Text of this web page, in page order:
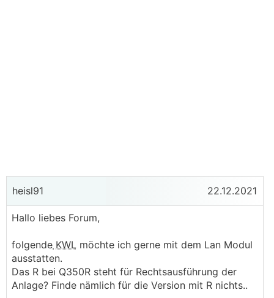
heisl91 22.12.2021
Hallo liebes Forum,
folgende KWL möchte ich gerne mit dem Lan Modul
ausstatten.
Das R bei Q350R steht für Rechtsausführung der
Anlage? Finde nämlich für die Version mit R nichts..